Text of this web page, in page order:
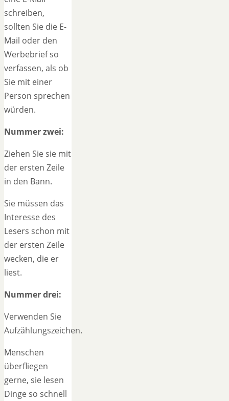
schreiben,
sollten Sie die E-
Mail oder den
Werbebrief so
verfassen, als ob
Sie mit einer
Person sprechen
würden.
Nummer zwei:
Ziehen Sie sie mit
der ersten Zeile
in den Bann.
Sie müssen das
Interesse des
Lesers schon mit
der ersten Zeile
wecken, die er
liest.
Nummer drei:
Verwenden Sie
Aufzählungszeichen.
Menschen
überfliegen
gerne, sie lesen
Dinge so schnell